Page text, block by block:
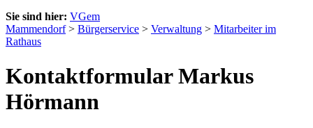
Sie sind hier: VGem
Mammendorf> Bürgerservice > Verwaltung > Mitarbeiter im
Rathaus
Kontaktformular Markus
Hörmann